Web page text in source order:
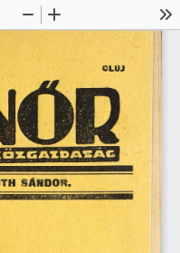
Kicsinyítés
à££/B iSSm^
  BB
iBaftl lapp w
SÁNDOR.
CLUJ